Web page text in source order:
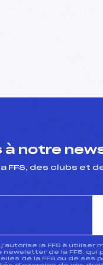
à notre
FFS, des clubs et
la FFS à utiliser
newsletter de la FFS,
de la FFS ou de ses